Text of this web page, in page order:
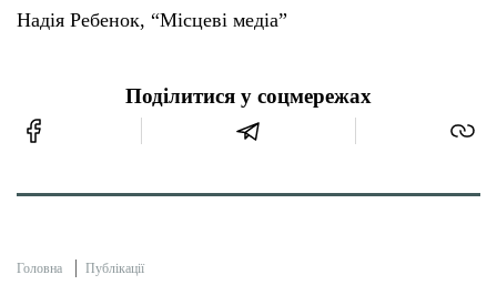
Надія Ребенок, “Місцеві медіа”
Поділитися у соцмережах
Головна Публікації